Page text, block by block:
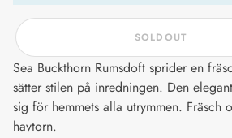
SOLDOUT
Sea Buckthorn Rumsdoft sprider en
sätter stilen på inredningen. Den
sig för hemmets alla utrymmen. Fräsch
havtorn.